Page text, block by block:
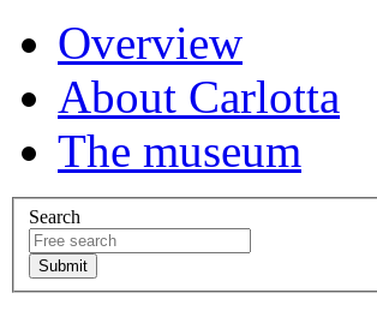
Overview
About Carlotta
The museum
Search